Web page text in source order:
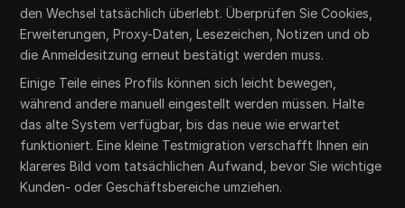
den Wechsel tatsächlich überlebt. Überprüfen Sie Cookies,
Erweiterungen, Proxy-Daten, Lesezeichen, Notizen und ob
die Anmeldesitzung erneut bestätigt werden muss.
Einige Teile eines Profils können sich leicht bewegen,
während andere manuell eingestellt werden müssen. Halte
das alte System verfügbar, bis das neue wie erwartet
funktioniert. Eine kleine Testmigration verschafft Ihnen ein
klareres Bild vom tatsächlichen Aufwand, bevor Sie wichtige
Kunden- oder Geschäftsbereiche umziehen.